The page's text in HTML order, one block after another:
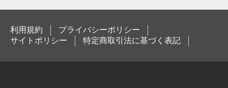
利用規約
プライバシーポリシー
サイトポリシー
特定商取引法に基づく表記